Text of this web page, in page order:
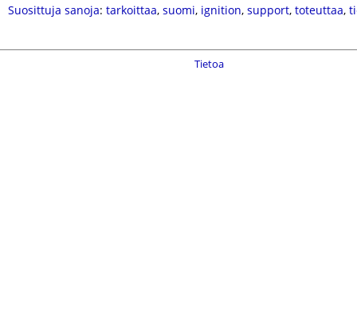
Suosittuja sanoja: tarkoittaa, suomi, ignition, support, toteuttaa,
Tietoa